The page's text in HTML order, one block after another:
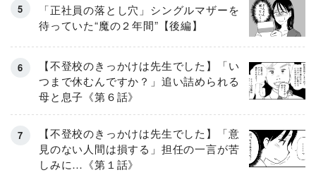
「正社員の落とし穴」シングルマザーを
待っていた“魔の２年間”【後編】
【不登校のきっかけは先生でした】「い
つまで休むんですか？」追い詰められる
母と息子《第６話》
【不登校のきっかけは先生でした】「意
見のない人間は損する」担任の一言が苦
しみに…《第１話》